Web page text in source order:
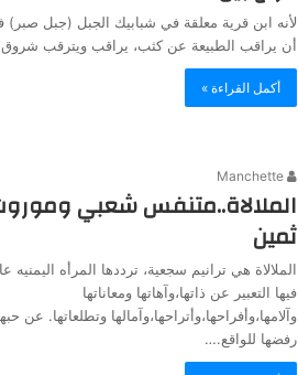
لأنه ابن قرية معلقة في شبابيك الجبل (جبل صبر)
أن يراقب الطبيعة عن كثب، يراقب ويترقب
أكمل القراءة »
الملالاة..متنفس شعبي
ثمين
الملالاة هي ترانيم سجعية، ترددها المرأه اليمنيه
فيها التعبير عن ذاتها،وآهاتها ومعاناتها
وآلامها،وأفراحها،وأتراحها،وآمالها وتطلعاتها. عن
رفضها للواقع.…